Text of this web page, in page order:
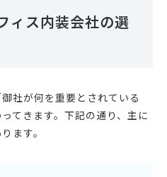
ィス内装会社の選
社が何を重要とされている
てきます。下記の通り、主に
ます。